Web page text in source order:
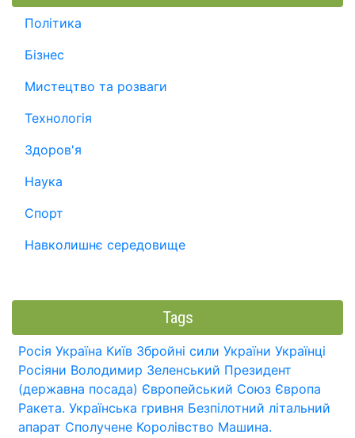
Політика
Бізнес
Мистецтво та розваги
Технологія
Здоров'я
Наука
Спорт
Навколишнє середовище
Tags
Росія Україна Київ Збройні сили України Українці
Росіяни Володимир Зеленський Президент
(державна посада) Європейський Союз Європа
Ракета. Українська гривня Безпілотний літальний
апарат Сполучене Королівство Машина.